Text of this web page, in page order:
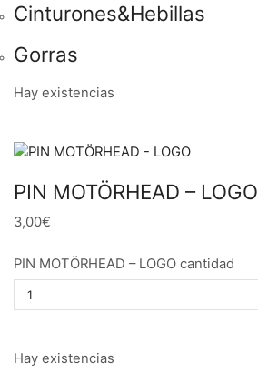
Cinturones&Hebillas
Gorras
Hay existencias
PIN MOTÖRHEAD – LOGO
3,00€
PIN MOTÖRHEAD – LOGO cantidad
Hay existencias